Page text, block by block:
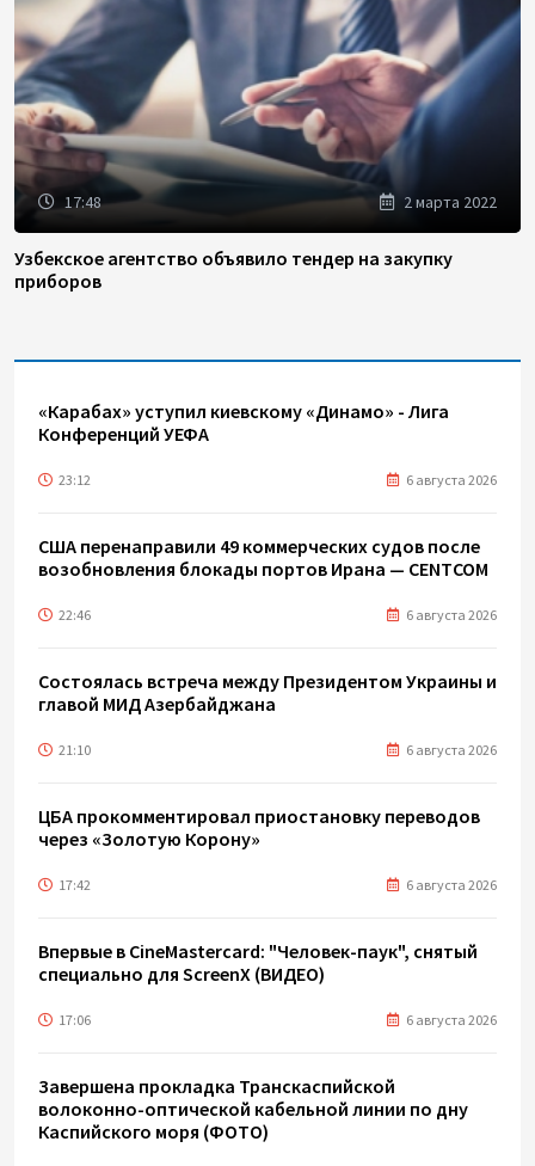
17:48 2 марта 2022
Узбекское агентство объявило тендер на закупку
приборов
«Карабах» уступил киевскому «Динамо» - Лига
Конференций УЕФА
23:12 6 августа 2026
США перенаправили 49 коммерческих судов после
возобновления блокады портов Ирана — CENTCOM
22:46 6 августа 2026
Состоялась встреча между Президентом Украины и
главой МИД Азербайджана
21:10 6 августа 2026
ЦБА прокомментировал приостановку переводов
через «Золотую Корону»
17:42 6 августа 2026
Впервые в CineMastercard: "Человек-паук", снятый
специально для ScreenX (ВИДЕО)
17:06 6 августа 2026
Завершена прокладка Транскаспийской
волоконно-оптической кабельной линии по дну
Каспийского моря (ФОТО)